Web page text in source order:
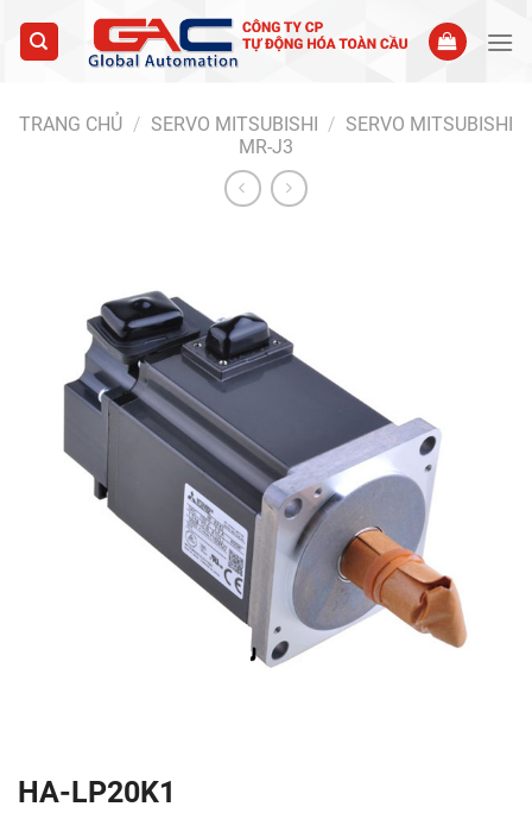
TRANG CHỦ / SERVO MITSUBISHI / SERVO MITSUBISHI
MR-J3
HA-LP20K1